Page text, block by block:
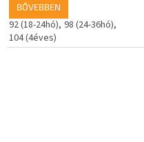
BŐVEBBEN
92 (18-24hó) 98 (24-36hó)
104 (4éves)